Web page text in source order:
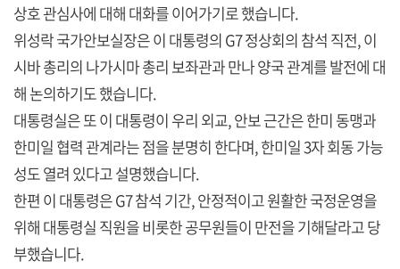
상호 관심사에 대해 대화를 이어가기로 했습니다.
위성락 국가안보실장은 이 대통령의 G7 정상회의 참석 직전, 이
시바 총리의 나가시마 총리 보좌관과 만나 양국 관계를 발전에 대
해 논의하기도 했습니다.
대통령실은 또 이 대통령이 우리 외교, 안보 근간은 한미 동맹과
한미일 협력 관계라는 점을 분명히 한다며, 한미일 3자 회동 가능
성도 열려 있다고 설명했습니다.
한편 이 대통령은 G7 참석 기간, 안정적이고 원활한 국정운영을
위해 대통령실 직원을 비롯한 공무원들이 만전을 기해달라고 당
부했습니다.